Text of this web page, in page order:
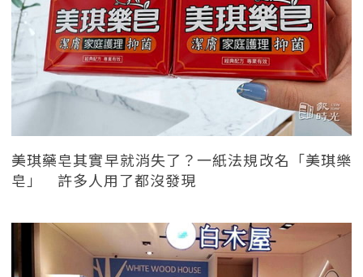
美琪藥皂其實早就消失了？一紙法規改名「美琪樂
皂」 許多人用了都沒發現